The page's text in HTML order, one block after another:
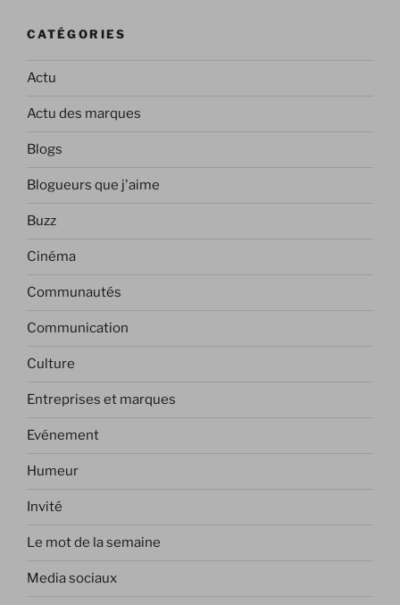
CATÉGORIES
Actu
Actu des marques
Blogs
Blogueurs que j'aime
Buzz
Cinéma
Communautés
Communication
Culture
Entreprises et marques
Evénement
Humeur
Invité
Le mot de la semaine
Media sociaux